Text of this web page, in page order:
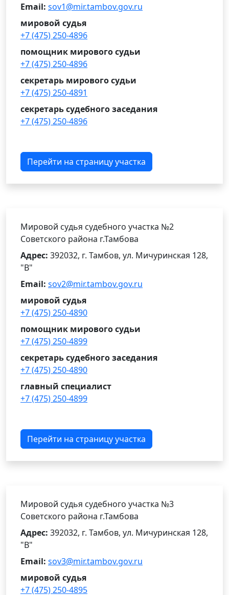
Email: sov1@mir.tambov.gov.ru
мировой судья
+7 (475) 250-4896
помощник мирового судьи
+7 (475) 250-4896
секретарь мирового судьи
+7 (475) 250-4891
секретарь судебного заседания
+7 (475) 250-4896
Перейти на страницу участка
Мировой судья судебного участка №2
Советского района г.Тамбова
Адрес: 392032, г. Тамбов, ул. Мичуринская 128,
"В"
Email: sov2@mir.tambov.gov.ru
мировой судья
+7 (475) 250-4890
помощник мирового судьи
+7 (475) 250-4899
секретарь судебного заседания
+7 (475) 250-4890
главный специалист
+7 (475) 250-4899
Перейти на страницу участка
Мировой судья судебного участка №3
Советского района г.Тамбова
Адрес: 392032, г. Тамбов, ул. Мичуринская 128,
"В"
Email: sov3@mir.tambov.gov.ru
мировой судья
+7 (475) 250-4895